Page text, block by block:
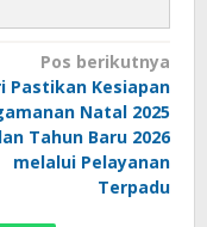
Pos berikutnya
Pastikan Kesiapan
Natal 2025
Tahun Baru 2026
melalui Pelayanan
Terpadu